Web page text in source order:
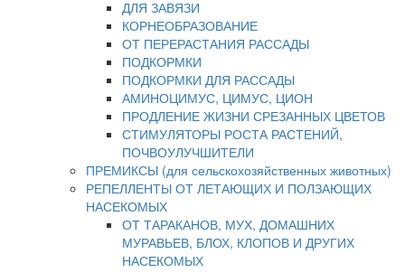
ДЛЯ ЗАВЯЗИ
КОРНЕОБРАЗОВАНИЕ
ОТ ПЕРЕРАСТАНИЯ РАССАДЫ
ПОДКОРМКИ
ПОДКОРМКИ ДЛЯ РАССАДЫ
АМИНОЦИМУС, ЦИМУС, ЦИОН
ПРОДЛЕНИЕ ЖИЗНИ СРЕЗАННЫХ ЦВЕТОВ
СТИМУЛЯТОРЫ РОСТА РАСТЕНИЙ,
ПОЧВОУЛУЧШИТЕЛИ
ПРЕМИКСЫ (для сельскохозяйственных животных)
РЕПЕЛЛЕНТЫ ОТ ЛЕТАЮЩИХ И ПОЛЗАЮЩИХ
НАСЕКОМЫХ
ОТ ТАРАКАНОВ, МУХ, ДОМАШНИХ
МУРАВЬЕВ, БЛОХ, КЛОПОВ И ДРУГИХ
НАСЕКОМЫХ